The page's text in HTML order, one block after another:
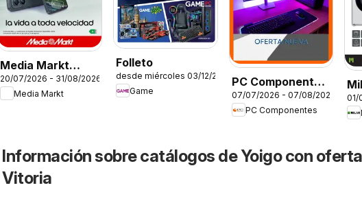
Media Markt
Folleto
20/07/2026 - 31/08/2026
Media Markt
Folleto
desde miércoles 03/12/2025
Game
PC Componentes
Folleto
07/07/2026 - 07/08/2026
PC Componentes
01/
Información sobre catálogos de Yoigo con
Vitoria